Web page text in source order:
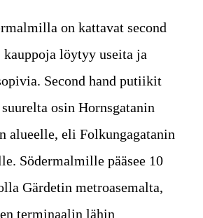
on kattavat second
löytyy useita ja
Second hand putiikit
osin Hornsgatanin
alueelle, eli Folkungagatanin
Södermalmille pääsee 10
Gärdetin metroasemalta,
terminaalin lähin